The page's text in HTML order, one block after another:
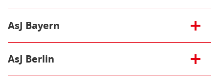
Zur Homepage der AsJ Baden-Württemberg.
Öffnen/Schließen:
AsJ Bayern
Zur Homepage der AsJ Bayern.
Öffnen/Schließen:
AsJ Berlin